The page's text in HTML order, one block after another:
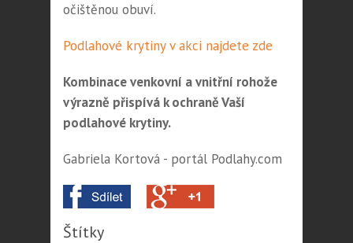
očištěnou obuví.
Podlahové krytiny v akci najdete zde
Kombinace venkovní a vnitřní rohože
výrazně přispívá k ochraně Vaší
podlahové krytiny.
Gabriela Kortová - portál Podlahy.com
Štítky